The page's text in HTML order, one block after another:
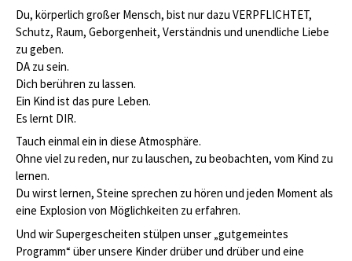
Du, körperlich großer Mensch, bist nur dazu VERPFLICHTET,
Schutz, Raum, Geborgenheit, Verständnis und unendliche Liebe
zu geben.
DA zu sein.
Dich berühren zu lassen.
Ein Kind ist das pure Leben.
Es lernt DIR.
Tauch einmal ein in diese Atmosphäre.
Ohne viel zu reden, nur zu lauschen, zu beobachten, vom Kind zu
lernen.
Du wirst lernen, Steine sprechen zu hören und jeden Moment als
eine Explosion von Möglichkeiten zu erfahren.
Und wir Supergescheiten stülpen unser „gutgemeintes
Programm“ über unsere Kinder drüber und drüber und eine